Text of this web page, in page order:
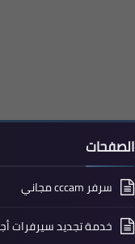
الصفحات
سرفر cccam مجاني
خدمة تجديد سيرفرات